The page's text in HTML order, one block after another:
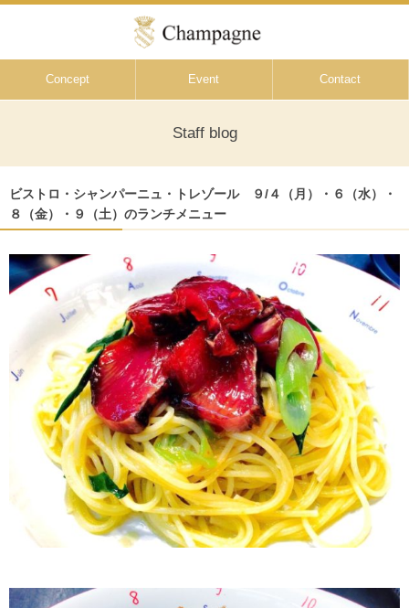
Concept Event Contact
Staff blog
ビストロ・シャンパーニュ・トレゾール ９/４（月）・６（水）・
８（金）・９（土）のランチメニュー